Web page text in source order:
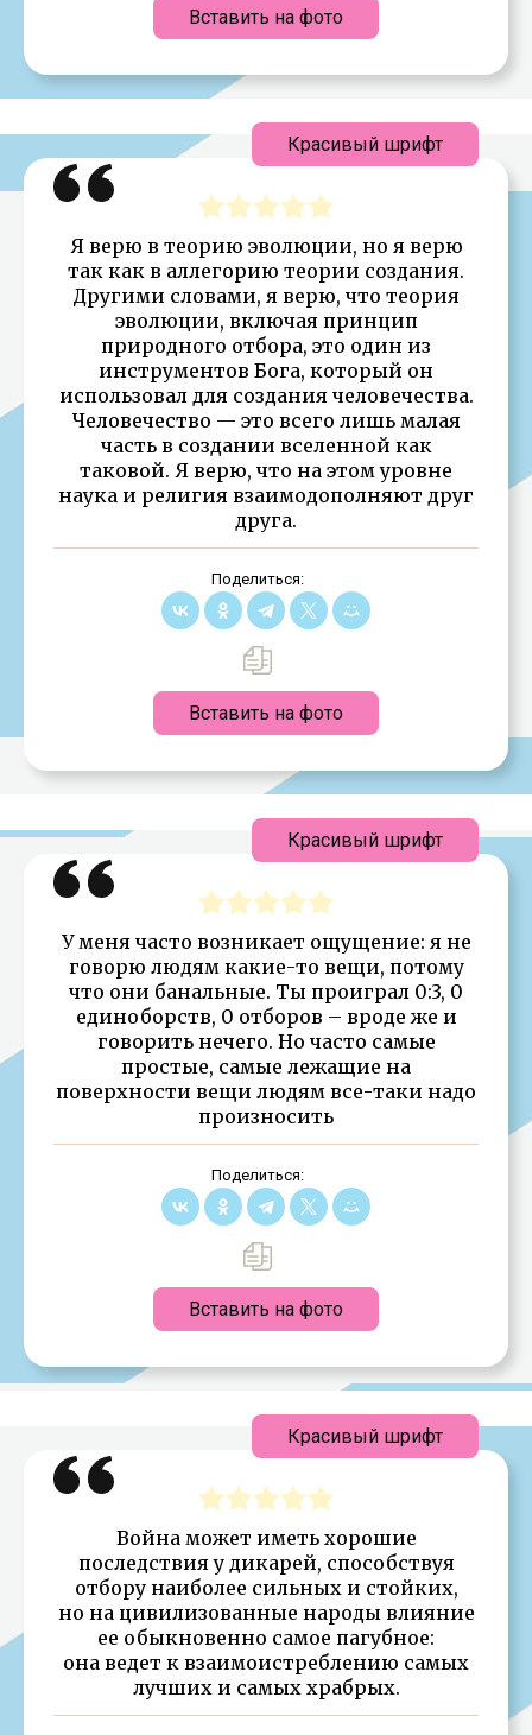
Вставить на фото
Я верю в теорию эволюции, но я верю
так как в аллегорию теории создания.
Другими словами, я верю, что теория
эволюции, включая принцип
природного отбора, это один из
инструментов Бога, который он
использовал для создания человечества.
Человечество — это всего лишь малая
часть в создании вселенной как
таковой. Я верю, что на этом уровне
наука и религия взаимодополняют друг
друга.
Поделиться:
Вставить на фото
Красивый шрифт
У меня часто возникает ощущение: я не
говорю людям какие-то вещи, потому
что они банальные. Ты проиграл 0:3, 0
единоборств, 0 отборов – вроде же и
говорить нечего. Но часто самые
простые, самые лежащие на
поверхности вещи людям все-таки надо
произносить
Поделиться:
Вставить на фото
Красивый шрифт
Война может иметь хорошие
последствия у дикарей, способствуя
отбору наиболее сильных и стойких,
но на цивилизованные народы влияние
ее обыкновенно самое пагубное:
она ведет к взаимоистреблению самых
лучших и самых храбрых.
Красивый шрифт